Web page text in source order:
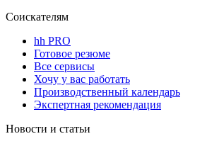
Соискателям
hh PRO
Готовое резюме
Все сервисы
Хочу у вас работать
Производственный календарь
Экспертная рекомендация
Новости и статьи